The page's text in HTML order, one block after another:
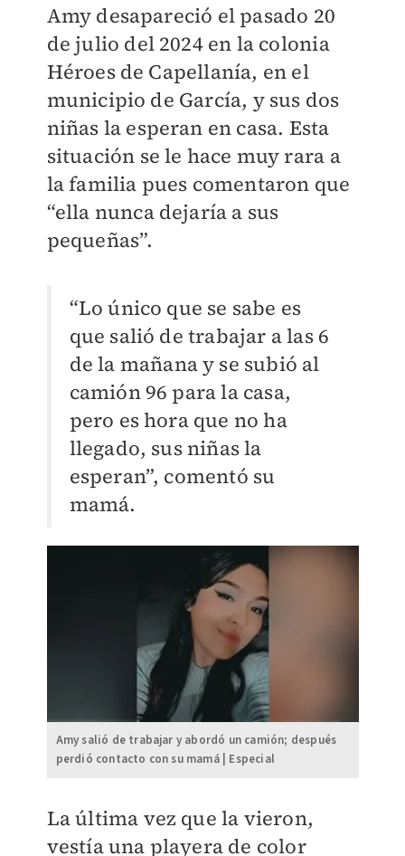
Amy desapareció el pasado 20
de julio del 2024 en la colonia
Héroes de Capellanía, en el
municipio de García, y sus dos
niñas la esperan en casa. Esta
situación se le hace muy rara a
la familia pues comentaron que
“ella nunca dejaría a sus
pequeñas”.
“Lo único que se sabe es
que salió de trabajar a las 6
de la mañana y se subió al
camión 96 para la casa,
pero es hora que no ha
llegado, sus niñas la
esperan”, comentó su
mamá.
Amy salió de trabajar y abordó un camión; después
perdió contacto con su mamá | Especial
La última vez que la vieron,
vestía una playera de color